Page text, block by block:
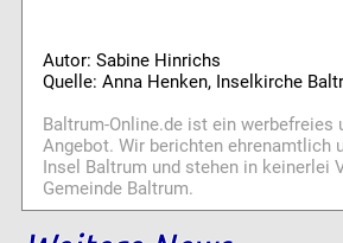
Autor: Sabine Hinrichs
Quelle: Anna Henken, Inselkirche
Baltrum-Online.de ist ein werbefreies
Angebot. Wir berichten ehrenamtlich
Insel Baltrum und stehen in keinerlei
Gemeinde Baltrum.